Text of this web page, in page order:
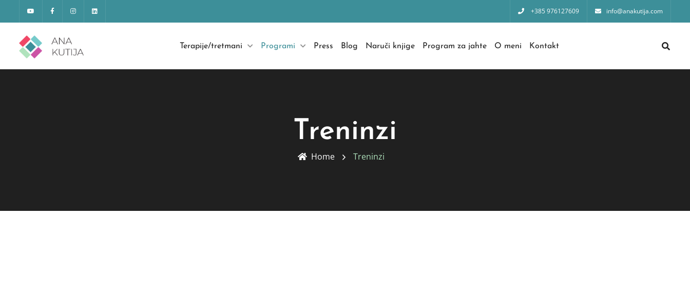
+385 976127609 info@anakutija.com
Terapije/tretmani Programi Press Blog Naruči knjige Program za jahte O meni Kontakt
Treninzi
Home Treninzi